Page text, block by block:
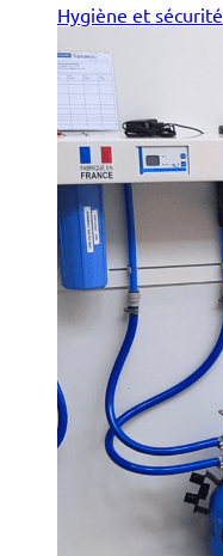
Hygiène et sécurité